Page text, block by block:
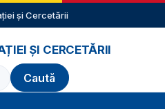
și Cercetării
ȘI CERCETĂRII